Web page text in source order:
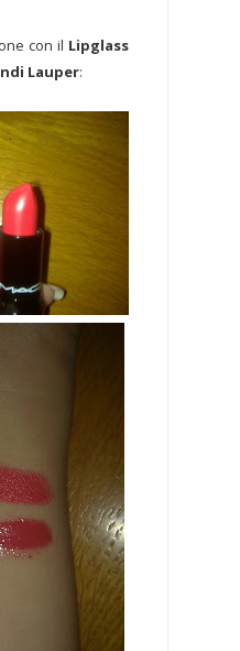
con il Lipglass
Lauper: